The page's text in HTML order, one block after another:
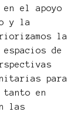
el apoyo
y la
la
de
para
tanto en
las